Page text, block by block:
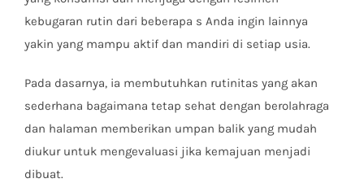
kebugaran rutin dari beberapa s Anda ingin lainnya
yakin yang mampu aktif dan mandiri di setiap usia.
Pada dasarnya, ia membutuhkan rutinitas yang akan
sederhana bagaimana tetap sehat dengan berolahraga
dan halaman memberikan umpan balik yang mudah
diukur untuk mengevaluasi jika kemajuan menjadi
dibuat.